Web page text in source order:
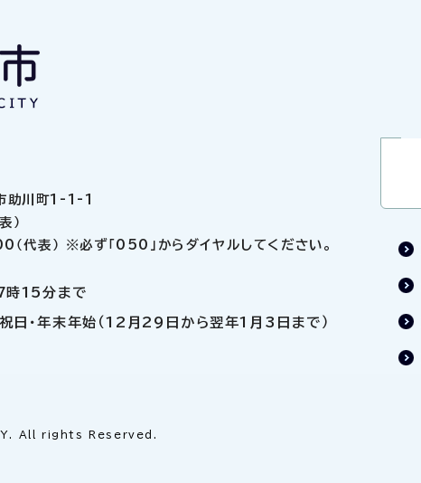
助川町1-1-1
）
表） ※必ず「050」からダイヤルしてください。
15分まで
祝日・年末年始（12月29日から翌年1月3日まで）
All rights Reserved.